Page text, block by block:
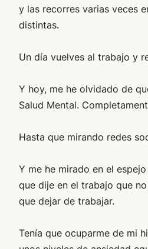
y las recorres varias veces
distintas.
Un día vuelves al trabajo y
Y hoy, me he olvidado de
Salud Mental.
Hasta que mirando redes
Y me he mirado en el
que dije en el trabajo que
que dejar de trabajar.
Tenía que ocuparme de mi